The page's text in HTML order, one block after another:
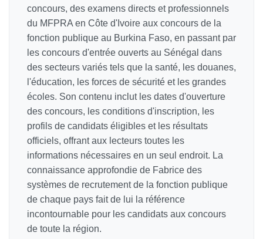
concours, des examens directs et professionnels
du MFPRA en Côte d'Ivoire aux concours de la
fonction publique au Burkina Faso, en passant par
les concours d'entrée ouverts au Sénégal dans
des secteurs variés tels que la santé, les douanes,
l'éducation, les forces de sécurité et les grandes
écoles. Son contenu inclut les dates d'ouverture
des concours, les conditions d'inscription, les
profils de candidats éligibles et les résultats
officiels, offrant aux lecteurs toutes les
informations nécessaires en un seul endroit. La
connaissance approfondie de Fabrice des
systèmes de recrutement de la fonction publique
de chaque pays fait de lui la référence
incontournable pour les candidats aux concours
de toute la région.